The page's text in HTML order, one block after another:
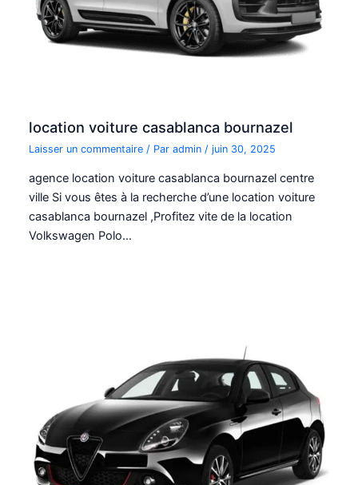
location voiture casablanca bournazel
Laisser un commentaire / Paradmin /juin 30, 2025
agence location voiture casablanca bournazel centre
ville Si vous êtes à la recherche d’une location voiture
casablanca bournazel ,Profitez vite de la location
Volkswagen Polo…